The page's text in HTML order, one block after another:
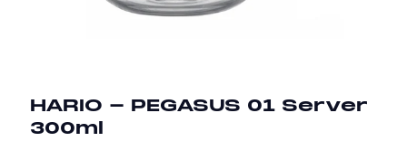
HARIO - PEGASUS 01 Server
300ml